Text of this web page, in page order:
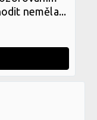
neměla...